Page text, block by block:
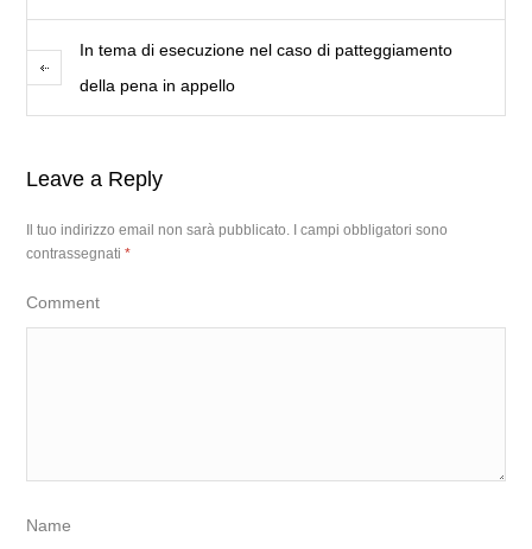
In tema di esecuzione nel caso di patteggiamento
della pena in appello
Leave a Reply
Il tuo indirizzo email non sarà pubblicato.
I campi obbligatori sono
contrassegnati*
Comment
Name